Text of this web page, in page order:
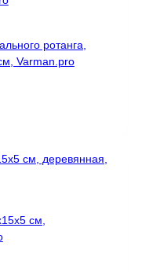
ротанга,
Varman.pro
см,